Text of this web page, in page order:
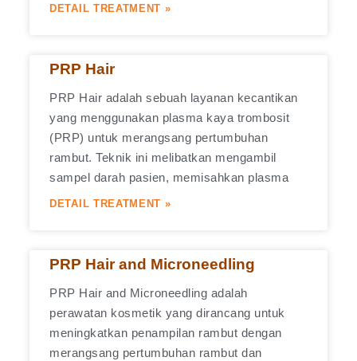
DETAIL TREATMENT »
PRP Hair
PRP Hair adalah sebuah layanan kecantikan
yang menggunakan plasma kaya trombosit
(PRP) untuk merangsang pertumbuhan
rambut. Teknik ini melibatkan mengambil
sampel darah pasien, memisahkan plasma
DETAIL TREATMENT »
PRP Hair and Microneedling
PRP Hair and Microneedling adalah
perawatan kosmetik yang dirancang untuk
meningkatkan penampilan rambut dengan
merangsang pertumbuhan rambut dan